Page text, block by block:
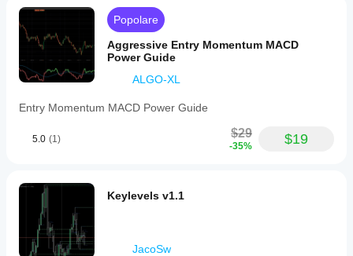
Popolare
Aggressive Entry Momentum MACD
Power Guide
ALGO-XL
Entry Momentum MACD Power Guide
5.0 (1) $29
-35% $19
Keylevels v1.1
JacoSw